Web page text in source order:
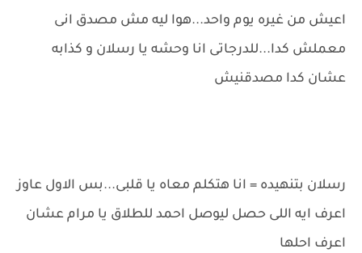
اعيش من غيره يوم واحد...هوا ليه مش مصدق انى
معملش كدا...للدرجاتى انا وحشه يا رسلان و كذابه
عشان كدا مصدقنيش
رسلان بتنهيده = انا هتكلم معاه يا قلبى...بس الاول عاوز
اعرف ايه اللى حصل ليوصل احمد للطلاق يا مرام عشان
اعرف احلها